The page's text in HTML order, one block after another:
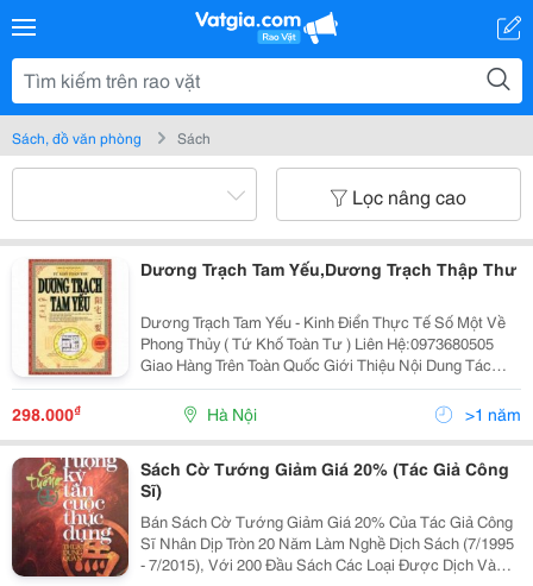
Sách, đồ văn phòng Sách
Lọc nâng cao
Dương Trạch Tam Yếu,Dương Trạch Thập Thư
Dương Trạch Tam Yếu - Kinh Điển Thực Tế Số Một Về
Phong Thủy ( Tứ Khố Toàn Tư ) Liên Hệ:0973680505
Giao Hàng Trên Toàn Quốc Giới Thiệu Nội Dung Tác
Phẩm : Dương Trạch Tam Yếu - Kinh Điển Thực Tế Số
Một Về Phong Thủy ( Tứ Khố Toàn Tư )
298.000₫ Hà Nội >1 năm
Sách Cờ Tướng Giảm Giá 20% (Tác Giả Công
Sĩ)
Bán Sách Cờ Tướng Giảm Giá 20% Của Tác Giả Công
Sĩ Nhân Dịp Tròn 20 Năm Làm Nghề Dịch Sách (7/1995
- 7/2015), Với 200 Đầu Sách Các Loại Được Dịch Và